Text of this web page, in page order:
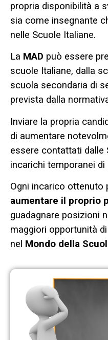
propria disponibilità a
sia come insegnante
nelle Scuole Italiane.
La MAD può essere
scuole Italiane, dalla
scuola secondaria di
prevista dalla
Inviare la propria
di aumentare
essere contattati dalle
incarichi temporanei di
Ogni incarico ottenuto
aumentare il proprio
guadagnare posizioni
maggiori opportunità
nel Mondo della